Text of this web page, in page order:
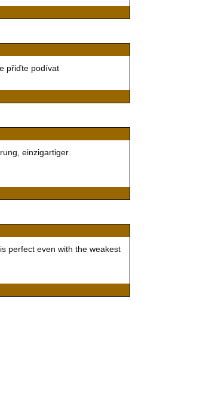
přiďte podívat
einzigartiger
perfect even with the weakest